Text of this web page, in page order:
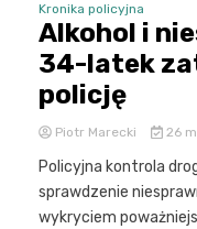
Kronika policyjna
Alkohol i
34-latek
policję
Piotr Marecki 26
Policyjna kontrola
sprawdzenie
wykryciem